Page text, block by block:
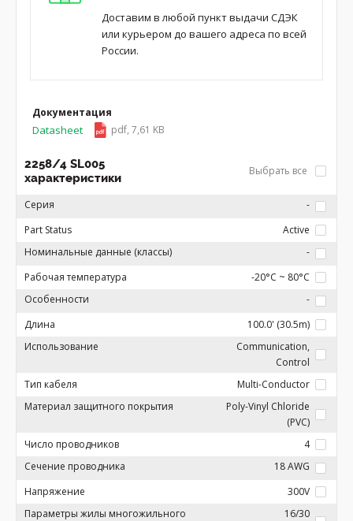
Доставим в любой пункт выдачи СДЭК
или курьером до вашего адреса по всей
России.
Документация
Datasheet pdf, 7,61 KB
2258/4 SL005
характеристики
Выбрать все
Серия
-
Part Status
Active
Номинальные данные (классы)
-
Рабочая температура
-20°C ~ 80°C
Особенности
-
Длина
100.0' (30.5m)
Использование
Communication,
Control
Тип кабеля
Multi-Conductor
Материал защитного покрытия
Poly-Vinyl Chloride
(PVC)
Число проводников
4
Сечение проводника
18 AWG
Напряжение
300V
Параметры жилы многожильного
16/30